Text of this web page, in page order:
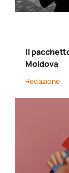
Il
Moldova
Redazione